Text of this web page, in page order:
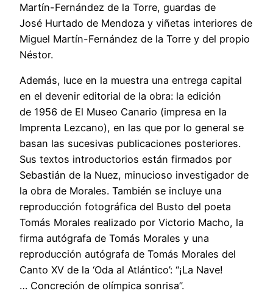
Martín-Fernández de la Torre, guardas de
José Hurtado de Mendoza y viñetas interiores de
Miguel Martín-Fernández de la Torre y del propio
Néstor.
Además, luce en la muestra una entrega capital
en el devenir editorial de la obra: la edición
de 1956 de El Museo Canario (impresa en la
Imprenta Lezcano), en las que por lo general se
basan las sucesivas publicaciones posteriores.
Sus textos introductorios están firmados por
Sebastián de la Nuez, minucioso investigador de
la obra de Morales. También se incluye una
reproducción fotográfica del Busto del poeta
Tomás Morales realizado por Victorio Macho, la
firma autógrafa de Tomás Morales y una
reproducción autógrafa de Tomás Morales del
Canto XV de la ‘Oda al Atlántico’: “¡La Nave!
… Concreción de olímpica sonrisa”.